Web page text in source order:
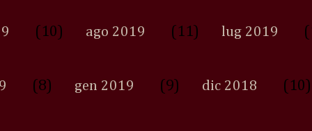
(10) ago 2019 (11) lug 2019
(8) gen 2019 (9) dic 2018 (10)